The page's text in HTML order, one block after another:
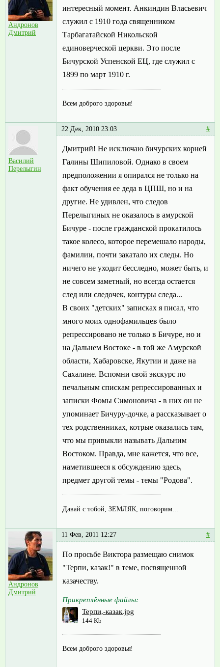
Андронов
Дмитрий
интересный момент. Анкиндин Власьевич
служил с 1910 года священником
Тарбагатайской Никольской
единоверческой церкви. Это после
Бичурской Успенской ЕЦ, где служил с
1899 по март 1910 г.
Всем доброго здоровья!
Василий
Перелыгин
22 Дек, 2010 23:03 #
Дмитрий! Не исключаю бичурских корней
Галины Шипиловой. Однако в своем
предположении я опирался не только на
факт обучения ее деда в ЦПШ, но и на
другие. Не удивлен, что следов
Перелыгиных не оказалось в амурской
Бичуре - после гражданской прокатилось
такое колесо, которое перемешало народы,
фамилии, почти закатало их следы. Но
ничего не уходит бесследно, может быть, и
не совсем заметный, но всегда остается
след или следочек, контуры следа...
В своих "детских" записках я писал, что
много моих однофамильцев было
репрессировано не только в Бичуре, но и
на Дальнем Востоке - в той же Амурской
области, Хабаровске, Якутии и даже на
Сахалине. Вспомни свой экскурс по
печальным спискам репрессированных и
записки Фомы Симоновича - в них он не
упоминает Бичуру-дочке, а рассказывает о
тех родственниках, котрые оказались там,
что мы привыкли называть Дальним
Востоком. Правда, мне кажется, что все,
наметившееся к обсуждению здесь,
предмет другой темы - темы "Родова".
Давай с тобой, ЗЕМЛЯК, поговорим...
Андронов
Дмитрий
11 Фев, 2011 12:27 #
По просьбе Виктора размещаю снимок
"Терпи, казак!" в теме, посвященной
казачеству.
Прикреплённые файлы:
Терпи,-казак.jpg
144 Kb
Всем доброго здоровья!